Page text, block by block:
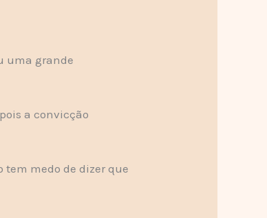
uma grande
a convicção
tem medo de dizer que